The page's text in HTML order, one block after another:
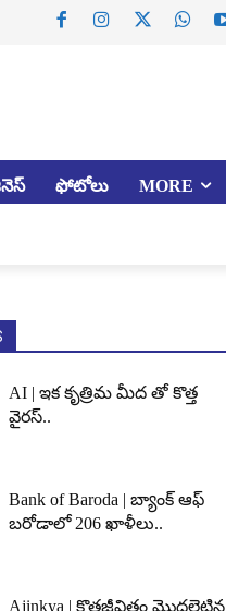
ఫోటోలు MORE
AI | ఇక కృత్రిమ మీద తో కొత్త
వైరస్..
Bank of Baroda | బ్యాంక్‌ ఆఫ్‌
బరోడాలో 206 ఖాళీలు..
Ajinkya | కొత్తజీవితం మొదలెట్టిన